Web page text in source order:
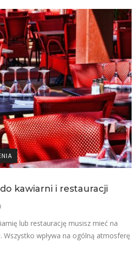
kawiarni i restauracji
lub restaurację musisz mieć na
Wszystko wpływa na ogólną atmosferę